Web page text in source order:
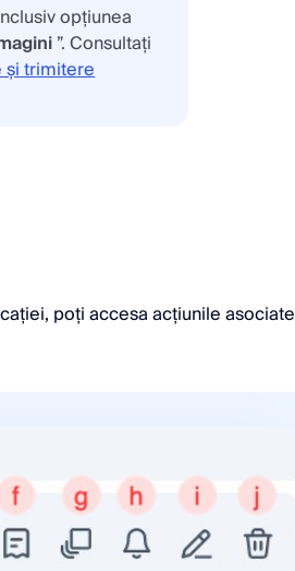
opțiunea
”. Consultați
și trimitere
poți accesa acțiunile asociate